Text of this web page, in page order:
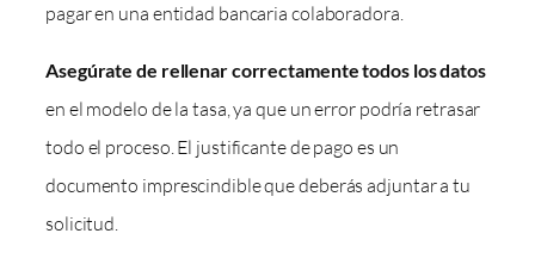
pagar en una entidad bancaria colaboradora.
Asegúrate de rellenar correctamente todos los datos
en el modelo de la tasa, ya que un error podría retrasar
todo el proceso. El justificante de pago es un
documento imprescindible que deberás adjuntar a tu
solicitud.